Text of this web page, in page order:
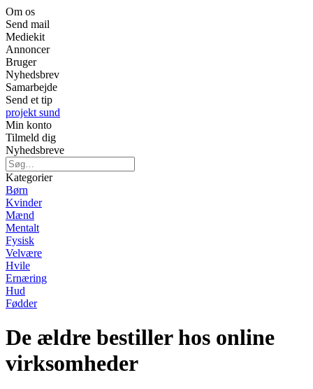
Om os
Send mail
Mediekit
Annoncer
Bruger
Nyhedsbrev
Samarbejde
Send et tip
projekt sund
Min konto
Tilmeld dig
Nyhedsbreve
Kategorier
Børn
Kvinder
Mænd
Mentalt
Fysisk
Velvære
Hvile
Ernæring
Hud
Fødder
De ældre bestiller hos online
virksomheder